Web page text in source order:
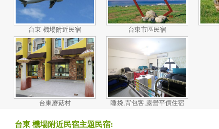
台東 機場附近民宿 台東市區民宿
台東蘑菇村 睡袋,背包客,露營平價住宿
台東 機場附近民宿主題民宿: